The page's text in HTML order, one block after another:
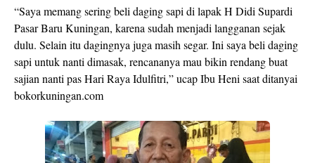
“Saya memang sering beli daging sapi di lapak H Didi Supardi
Pasar Baru Kuningan, karena sudah menjadi langganan sejak
dulu. Selain itu dagingnya juga masih segar. Ini saya beli daging
sapi untuk nanti dimasak, rencananya mau bikin rendang buat
sajian nanti pas Hari Raya Idulfitri,” ucap Ibu Heni saat ditanyai
bokorkuningan.com